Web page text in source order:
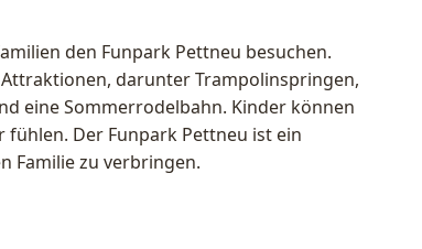
den Funpark Pettneu besuchen.
darunter Trampolinspringen,
eine Sommerrodelbahn. Kinder können
Der Funpark Pettneu ist ein
Familie zu verbringen.